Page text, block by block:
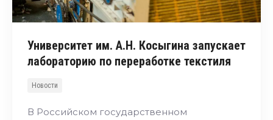
Университет им. А.Н. Косыгина запускает
лабораторию по переработке текстиля
Новости
В Российском государственном